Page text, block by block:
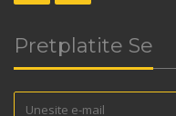
Pretplatite Se